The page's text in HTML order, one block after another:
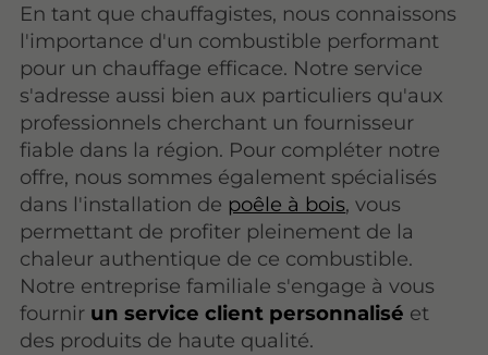
En tant que chauffagistes, nous connaissons
l'importance d'un combustible performant
pour un chauffage efficace. Notre service
s'adresse aussi bien aux particuliers qu'aux
professionnels cherchant un fournisseur
fiable dans la région. Pour compléter notre
offre, nous sommes également spécialisés
dans l'installation de poêle à bois, vous
permettant de profiter pleinement de la
chaleur authentique de ce combustible.
Notre entreprise familiale s'engage à vous
fournir un service client personnalisé et
des produits de haute qualité.